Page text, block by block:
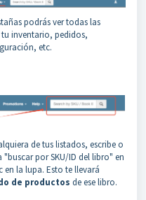
podrás ver todas las
inventario, pedidos,
etc.
de tus listados, escribe o
por SKU/ID del libro" en
la lupa. Esto te llevará
de productos de ese libro.